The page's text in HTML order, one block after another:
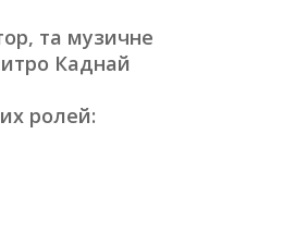
та музичне
Каднай
ролей: